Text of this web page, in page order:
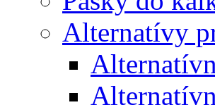
Alternatívy